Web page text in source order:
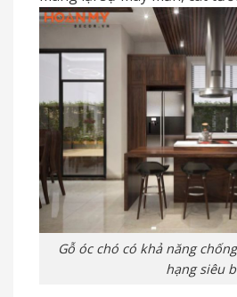
Gỗ óc chó có khả năng
hạng siêu